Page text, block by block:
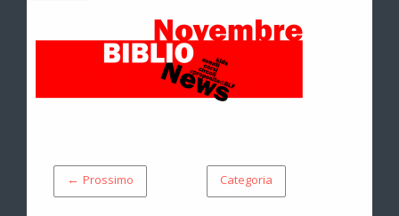
← Prossimo Categoria